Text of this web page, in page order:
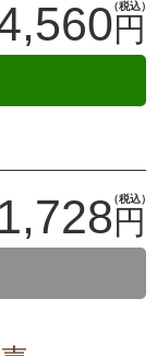
円
（税込）
1,728 円
（税込）